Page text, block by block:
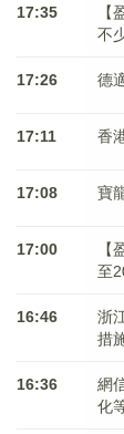
17:35
【
不
17:26 德
17:11 香
17:08 寶
17:00
【
至
16:46
浙
措
16:36
網
化